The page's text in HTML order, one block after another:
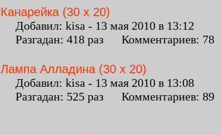
Канарейка (30 x 20)
Добавил: kisa - 13 мая 2010 в 13:12
Разгадан: 418 раз Комментариев: 78
Лампа Алладина (30 x 20)
Добавил: kisa - 13 мая 2010 в 13:08
Разгадан: 525 раз Комментариев: 89